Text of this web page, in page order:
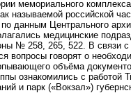
мемориального
называемой российской
данным Центрального
медицинские
№ 258, 265, 522. В связи
вопросы говорят о
объёма
ознакомились с работой
и парк («Вокзал»)